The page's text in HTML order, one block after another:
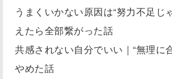
うまくいかない原因は“努力不足じ
えたら全部繋がった話
共感されない自分でいい｜“無理に
やめた話